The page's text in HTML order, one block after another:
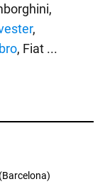
,
, Fiat ...
(Barcelona)